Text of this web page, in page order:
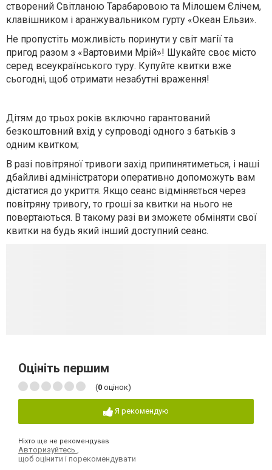
створений Світланою Тарабаровою та Мілошем Єлічем,
клавішником і аранжувальником гурту «Океан Ельзи».
Не пропустіть можливість поринути у світ магії та
пригод разом з «Вартовими Мрій»! Шукайте своє місто
серед всеукраїнського туру. Купуйте квитки вже
сьогодні, щоб отримати незабутні враження!
Дітям до трьох років включно гарантований
безкоштовний вхід у супроводі одного з батьків з
одним квитком;
В разі повітряної тривоги захід припинятиметься, і наші
дбайливі адміністратори оперативно допоможуть вам
дістатися до укриття. Якщо сеанс відміняється через
повітряну тривогу, то гроші за квитки на нього не
повертаються. В такому разі ви зможете обміняти свої
квитки на будь який інший доступний сеанс.
Оцініть першим
(0 оцінок)
Я рекомендую
Ніхто ще не рекомендував
Авторизуйтесь
щоб оцінити і порекомендувати